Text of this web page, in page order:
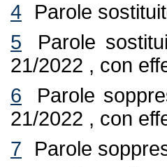
4
Parole
5
Parole
21/2022 , con
6
Parole
21/2022 , con
7
Parole